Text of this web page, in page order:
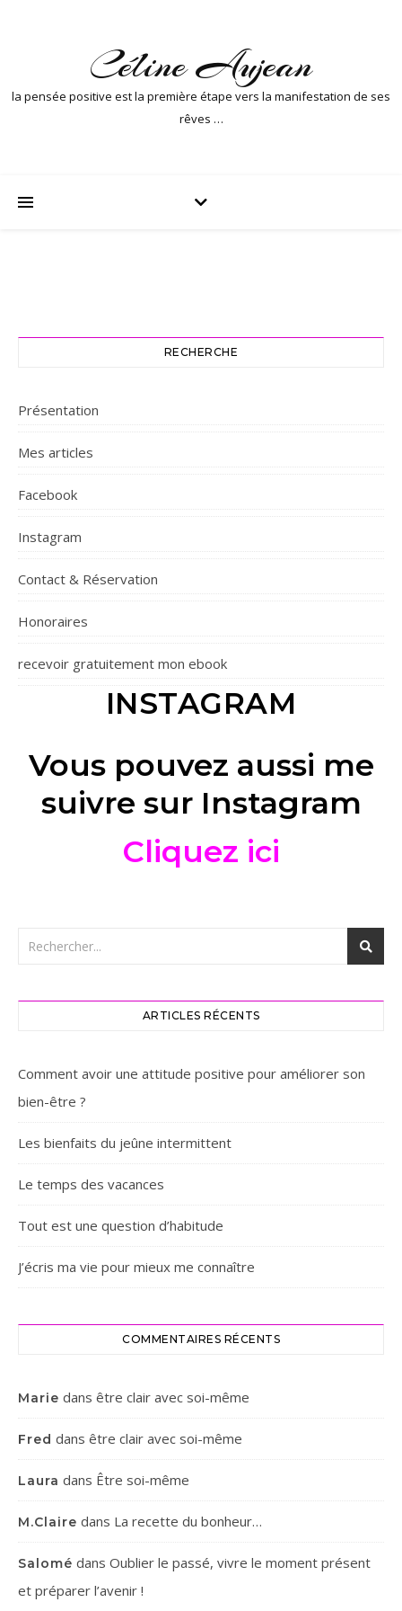
Céline Aujean
la pensée positive est la première étape vers la manifestation de ses
rêves …
RECHERCHE
Présentation
Mes articles
Facebook
Instagram
Contact & Réservation
Honoraires
recevoir gratuitement mon ebook
INSTAGRAM
Vous pouvez aussi me
suivre sur Instagram
Cliquez ici
ARTICLES RÉCENTS
Comment avoir une attitude positive pour améliorer son
bien-être ?
Les bienfaits du jeûne intermittent
Le temps des vacances
Tout est une question d’habitude
J’écris ma vie pour mieux me connaître
COMMENTAIRES RÉCENTS
Marie dans être clair avec soi-même
Fred dans être clair avec soi-même
Laura dans Être soi-même
M.Claire dans La recette du bonheur…
Salomé dans Oublier le passé, vivre le moment présent
et préparer l’avenir !